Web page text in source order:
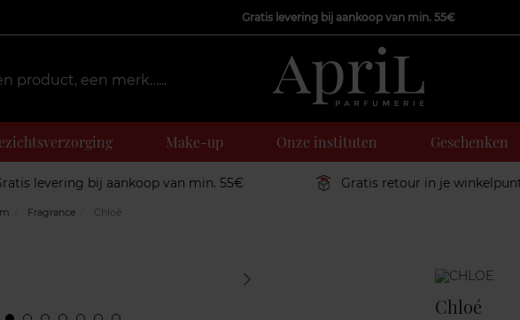
Gratis levering bij aankoop van min. 55€
Make-up Onze instituten Geschenken
levering bij aankoop van min. 55€ Gratis retour in je
Fragrance Chloé
Marque
Chloé